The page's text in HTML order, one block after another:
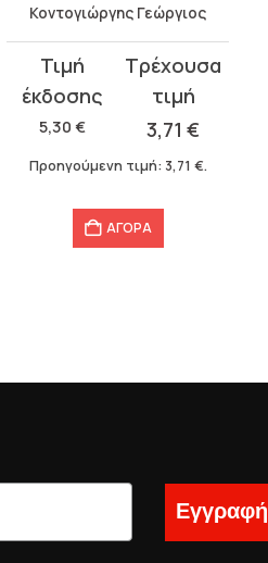
Κοντογιώργης Γεώργιος
5,30 €
Original
price
was:
5,30 €.
3,71€
τρέχουσα
τιμή
είναι:
Προηγούμενη τιμή: 3,71 €.
ΑΓΟΡΑ
Εγγραφή